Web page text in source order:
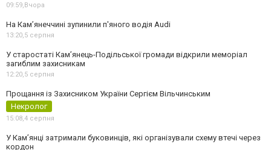
09:59, Вчора
На Камʼянеччині зупинили п'яного водія Audi
13:20,5 серпня
У старостаті Кам’янець-Подільської громади відкрили меморіал
загиблим захисникам
12:20,5 серпня
Прощання із Захисником України Сергієм Вільчинським
Некролог
15:08,4 серпня
У Кам’янці затримали буковинців, які організували схему втечі через
кордон